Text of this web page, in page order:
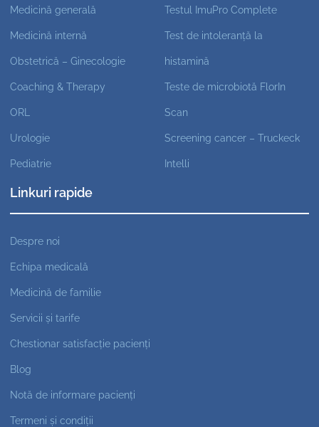
Medicină generală
Medicină internă
Obstetrică – Ginecologie
Coaching & Therapy
ORL
Urologie
Pediatrie
Testul ImuPro Complete
Test de intoleranță la
histamină
Teste de microbiotă FlorIn
Scan
Screening cancer – Truckeck
Intelli
Linkuri rapide
Despre noi
Echipa medicală
Medicină de familie
Servicii și tarife
Chestionar satisfacție pacienți
Blog
Notă de informare pacienți
Termeni și condiții